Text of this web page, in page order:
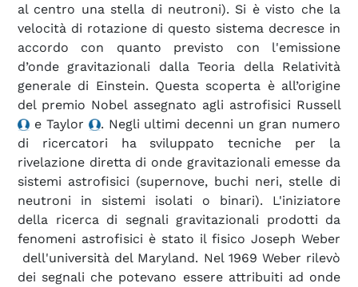
al centro una stella di neutroni). Si è visto che la
velocità di rotazione di questo sistema decresce in
accordo con quanto previsto con l'emissione
d’onde gravitazionali dalla Teoria della Relatività
generale di Einstein. Questa scoperta è all’origine
del premio Nobel assegnato agli astrofisici Russell
e Taylor
. Negli ultimi decenni un gran numero
di ricercatori ha sviluppato tecniche per la
rivelazione diretta di onde gravitazionali emesse da
sistemi astrofisici (supernove, buchi neri, stelle di
neutroni in sistemi isolati o binari). L'iniziatore
della ricerca di segnali gravitazionali prodotti da
fenomeni astrofisici è stato il fisico Joseph Weber
dell'università del Maryland. Nel 1969 Weber rilevò
dei segnali che potevano essere attribuiti ad onde